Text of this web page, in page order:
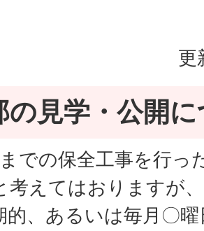
更
の見学・公開
での保全工事を行っ
考えてはおりますが
的、あるいは毎月〇